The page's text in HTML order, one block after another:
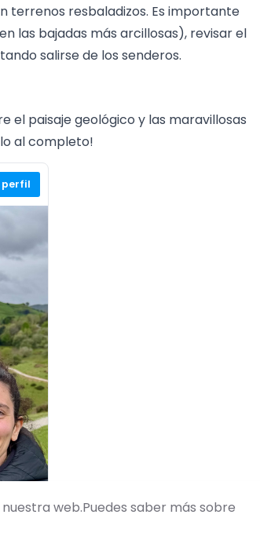
terrenos resbaladizos. Es importante
las bajadas más arcillosas), revisar el
salirse de los senderos.
el paisaje geológico y las maravillosas
al completo!
perfil
web.Puedes saber más sobre